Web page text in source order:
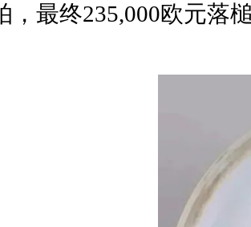
，最终235,000欧元落